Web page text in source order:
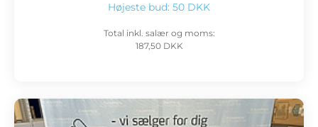
Højeste bud: 50 DKK
Total inkl. salær og moms:
187,50 DKK